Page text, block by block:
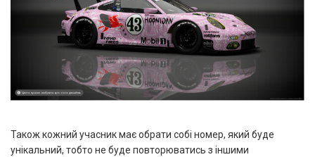
Також кожний учасник має обрати собі номер, який буде
унікальний, тобто не буде повторюватись з іншими